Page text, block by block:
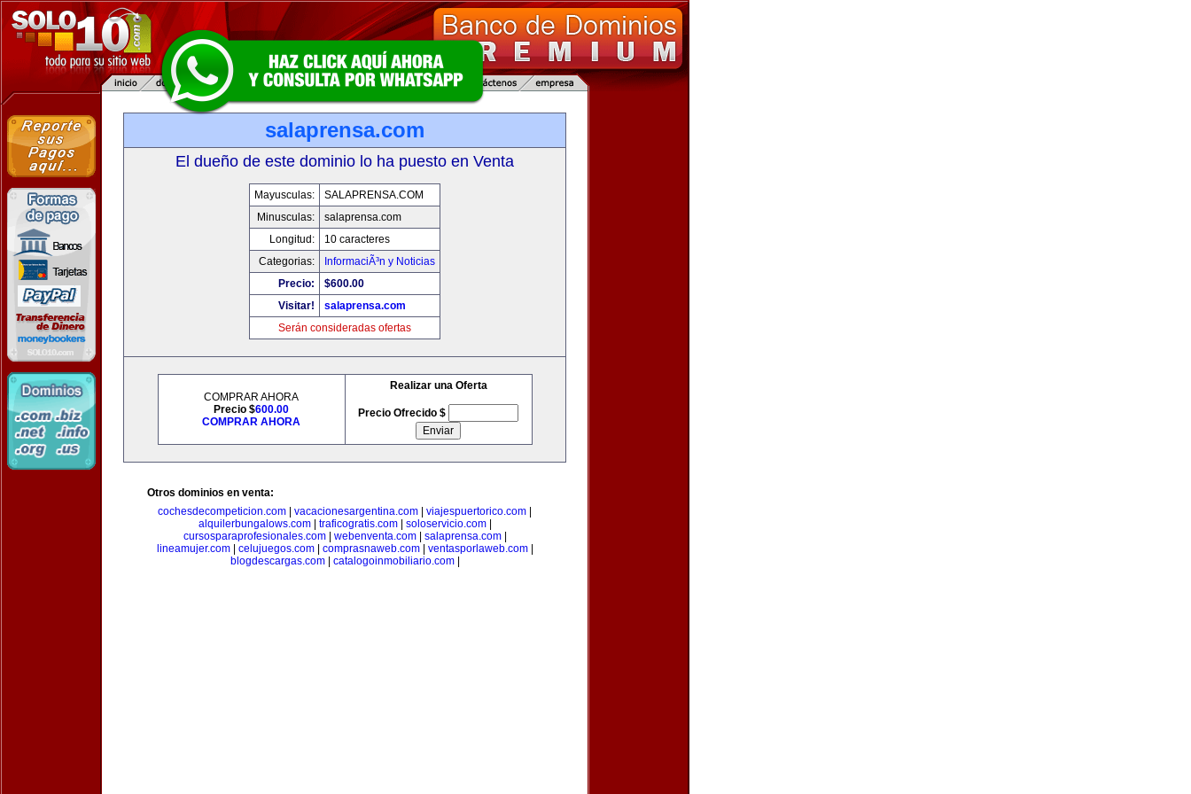
salaprensa.com
El dueño de este dominio lo ha puesto en Venta
Mayusculas:
SALAPRENSA.COM
Minusculas:
salaprensa.com
Longitud:
10 caracteres
Categorias:
InformaciÃ³n y Noticias
Precio:
$600.00
Visitar!
salaprensa.com
Serán consideradas ofertas
COMPRAR AHORA
Precio $600.00
COMPRAR AHORA
Realizar una Oferta
Precio Ofrecido $
Otros dominios en venta:
cochesdecompeticion.com
vacacionesargentina.com viajespuertorico.com
alquilerbungalows.com| traficogratis.com| soloservicio.com|
cursosparaprofesionales.com| webenventa.com| salaprensa.com|
lineamujer.com| celujuegos.com| comprasnaweb.com| ventasporlaweb.com|
blogdescargas.com| catalogoinmobiliario.com|